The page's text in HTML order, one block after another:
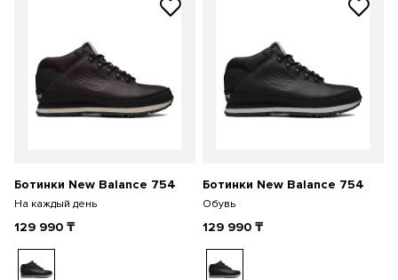
Ботинки New Balance 754
На каждый день
129 990 ₸
Ботинки New Balance 754
Обувь
129 990 ₸